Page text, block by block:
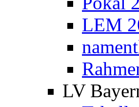
LEM
LV